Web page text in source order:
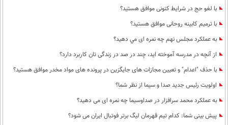
با لغو حج در شرایط کنونی موافق هستید؟
با ترمیم کابینه روحانی موافق هستید؟
به عملكرد مجلس نهم چه نمره ای مي دهيد؟
از آنچه در مدرسه آموخته اید، چند در صد در زندگی تان کاربرد دارد؟
با حذف "اعدام" و تعیین مجازات های جایگزین در پرونده های مواد مخدر موافق هستید؟
اولویت رئیس جدید صدا و سیما از نظر شما؟
به عملکرد محمد سرافزار در صداوسیما چه نمره ای می دهید؟
پیش بینی شما: کدام تیم قهرمان لیگ برتر فوتبال ایران می شود؟